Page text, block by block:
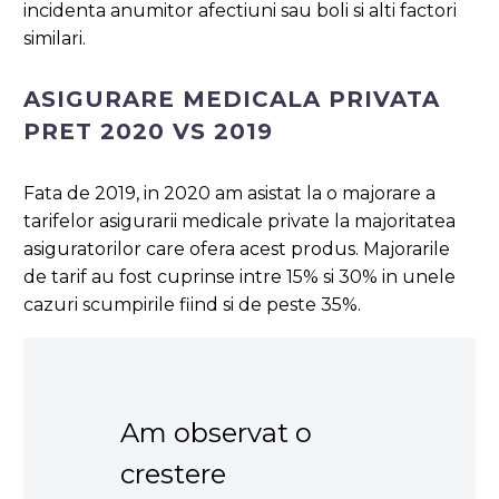
incidenta anumitor afectiuni sau boli si alti factori
similari.
ASIGURARE MEDICALA PRIVATA
PRET 2020 VS 2019
Fata de 2019, in 2020 am asistat la o majorare a
tarifelor asigurarii medicale private la majoritatea
asiguratorilor care ofera acest produs. Majorarile
de tarif au fost cuprinse intre 15% si 30% in unele
cazuri scumpirile fiind si de peste 35%.
Am observat o
crestere